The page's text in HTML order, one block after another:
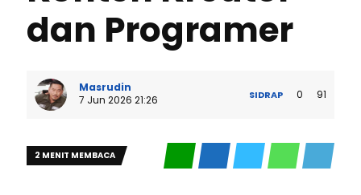
dan Programer
Masrudin
7 Jun 2026 21:26
SIDRAP 0 91
2 MENIT MEMBACA